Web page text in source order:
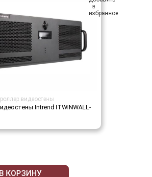
видеостены
Intrend ITWINWALL-
В КОРЗИНУ